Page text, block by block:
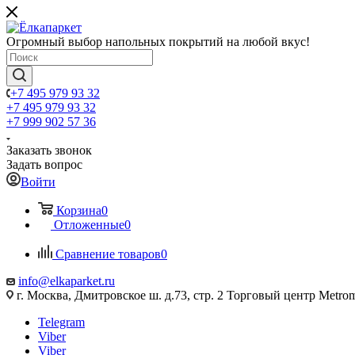
Огромный выбор напольных покрытий на любой вкус!
+7 495 979 93 32
+7 495 979 93 32
+7 999 902 57 36
Заказать звонок
Задать вопрос
Войти
Корзина0
Отложенные0
Сравнение товаров0
info@elkaparket.ru
г. Москва, Дмитровское ш. д.73, стр. 2 Торговый центр
Telegram
Viber
Viber